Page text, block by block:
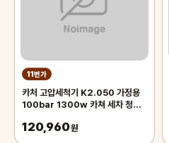
11번가
카처 고압세척기 K2.050 가정용
100bar 1300w 카쳐 세차 청소
120,960원